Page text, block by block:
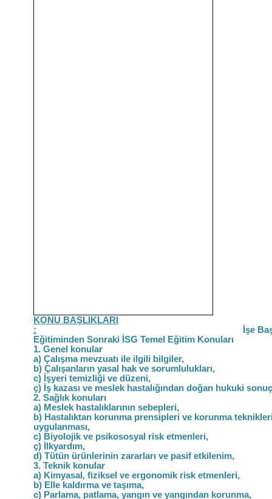
KONU BAŞLIKLARI
: İşe
Eğitiminden Sonraki İSG Temel Eğitim Konuları
1. Genel konular
a) Çalışma mevzuatı ile ilgili bilgiler,
b) Çalışanların yasal hak ve sorumlulukları,
c) İşyeri temizliği ve düzeni,
ç) İş kazası ve meslek hastalığından doğan hukuki
2. Sağlık konuları
a) Meslek hastalıklarının sebepleri,
b) Hastalıktan korunma prensipleri ve korunma
uygulanması,
c) Biyolojik ve psikososyal risk etmenleri,
ç) İlkyardım,
d) Tütün ürünlerinin zararları ve pasif etkilenim,
3. Teknik konular
a) Kimyasal, fiziksel ve ergonomik risk etmenleri,
b) Elle kaldırma ve taşıma,
c) Parlama, patlama, yangın ve yangından korunma,